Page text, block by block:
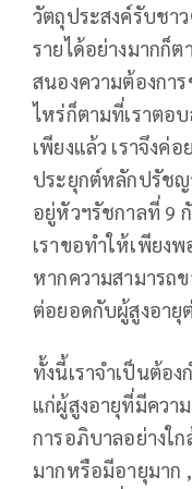
วัตถุประสงค์รับชา
รายได้อย่างมากก็ต
สนองความต้องกา
ไหร่ก็ตามที่เราตอ
เพียงแล้ว เราจึงค่
ประยุกต์หลักปรัชญ
อยู่หัวฯรัชกาลที่ 9
เราขอทำให้เพียง
หากความสามารถข
ต่อยอดกับผู้สูงอายุ
ทั้งนี้เราจำเป็นต้อ
แก่ผู้สูงอายุที่มีควา
การอภิบาลอย่างใ
มากหรือมีอายุมาก